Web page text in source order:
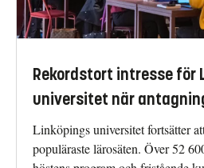
Rekordstort intresse för
universitet när
Linköpings universitet fortsätter
populäraste lärosäten. Över 52